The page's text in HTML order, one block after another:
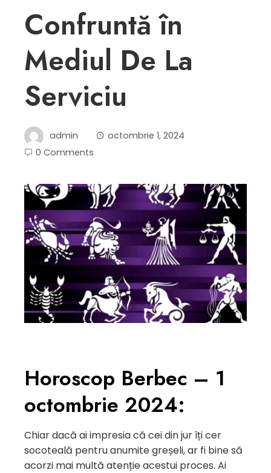
Confruntă în
Mediul De La
Serviciu
admin
octombrie 1, 2024
0 Comments
Horoscop Berbec – 1
octombrie 2024:
Chiar dacă ai impresia că cei din jur îți cer
socoteală pentru anumite greșeli, ar fi bine să
acorzi mai multă atenție acestui proces. Ai